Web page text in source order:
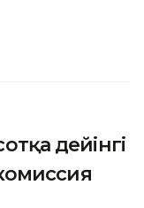
дейінгі